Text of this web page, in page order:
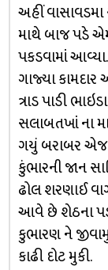
અહીં
માથે બાજ પડે
પકડવામાં
ગાજ્યા
ત્રાડ પાડી
સલાબતખાં ના
ગયું બરાબર એજ
કુંભારની જાન
ઢોલ શરણાઈ
આવે છે શેઠના
કુભારણ ને
કાઢી દોટ મુકી.